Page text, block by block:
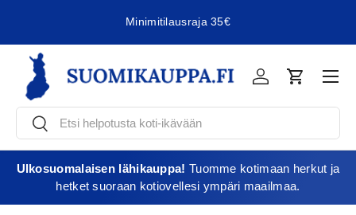
Minimitilausraja 35€
EtsiEtsi
KirjauduOstoskori
Ulkosuomalaisen lähikauppa! Tuomme kotimaan herkut ja
hetket suoraan kotiovellesi ympäri maailmaa.